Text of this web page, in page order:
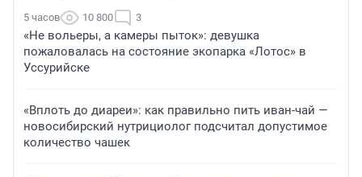
5 часов 10 800 3
«Не вольеры, а камеры пыток»: девушка
пожаловалась на состояние экопарка «Лотос» в
Уссурийске
«Вплоть до диареи»: как правильно пить иван-чай —
новосибирский нутрициолог подсчитал допустимое
количество чашек